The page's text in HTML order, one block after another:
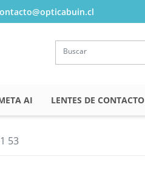
AI LENTES DE CONTACTO
53